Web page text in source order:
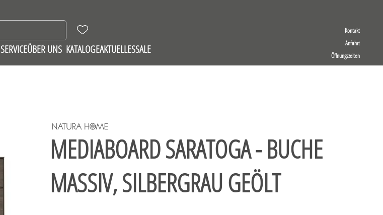
Kontakt
Anfahrt
Öffnungszeiten
SERVICEÜBER UNS KATALOGEAKTUELLESSALE
MEDIABOARD SARATOGA - BUCHE
MASSIV, SILBERGRAU GEÖLT